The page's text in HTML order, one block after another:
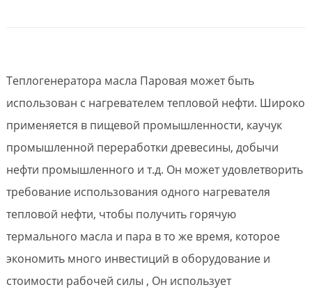
Теплогенератора масла Паровая может быть
использован с нагревателем тепловой нефти. Широко
применяется в пищевой промышленности, каучук
промышленной переработки древесины, добычи
нефти промышленного и т.д. Он может удовлетворить
требование использования одного нагревателя
тепловой нефти, чтобы получить горячую
термального масла и пара в то же время, которое
экономить много инвестиций в оборудование и
стоимости рабочей силы , Он использует